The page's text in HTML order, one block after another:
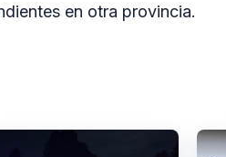
en otra provincia.